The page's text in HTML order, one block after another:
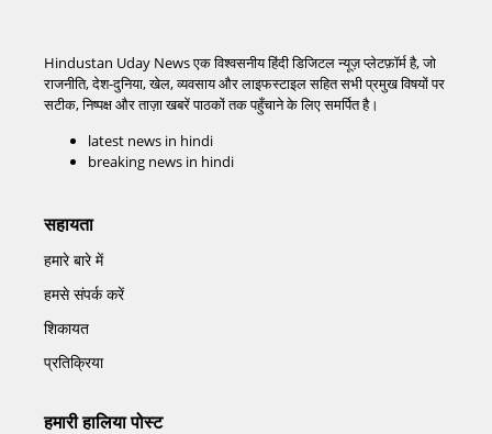
Hindustan Uday News एक विश्वसनीय हिंदी डिजिटल न्यूज़ प्लेटफ़ॉर्म है, जो
राजनीति, देश-दुनिया, खेल, व्यवसाय और लाइफस्टाइल सहित सभी प्रमुख विषयों पर
सटीक, निष्पक्ष और ताज़ा खबरें पाठकों तक पहुँचाने के लिए समर्पित है।
latest news in hindi
breaking news in hindi
सहायता
हमारे बारे में
हमसे संपर्क करें
शिकायत
प्रतिक्रिया
हमारी हालिया पोस्ट